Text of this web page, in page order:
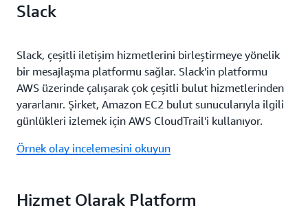
Slack
Slack, çeşitli iletişim hizmetlerini birleştirmeye yönelik
bir mesajlaşma platformu sağlar. Slack'in platformu
AWS üzerinde çalışarak çok çeşitli bulut hizmetlerinden
yararlanır. Şirket, Amazon EC2 bulut sunucularıyla ilgili
günlükleri izlemek için AWS CloudTrail'i kullanıyor.
Örnek olay incelemesini okuyun
Hizmet Olarak Platform